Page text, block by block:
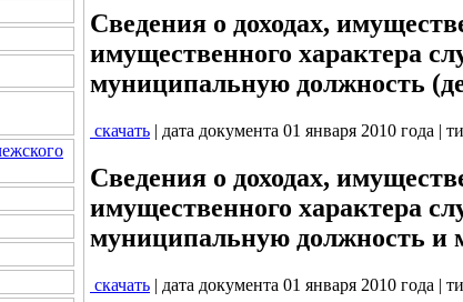
Сведения о доходах,
имущественного характера
муниципальную должность
скачать | дата документа 01 января 2010 года |
Сведения о доходах,
имущественного характера
муниципальную должность и
скачать | дата документа 01 января 2010 года |